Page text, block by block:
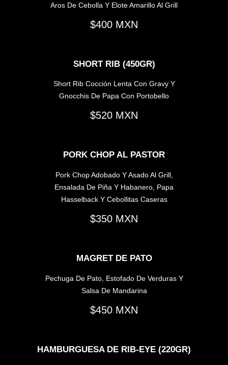
Aros De Cebolla Y Elote Amarillo Al Grill
400
SHORT RIB (450GR)
Short Rib Cocción Lenta Con Gravy Y
Gnocchis De Papa Con Portobello
520
PORK CHOP AL PASTOR
Pork Chop Adobado Y Asado Al Grill,
Ensalada De Piña Y Habanero, Papa
Hasselback Y Cebollitas Caseras
350
MAGRET DE PATO
Pechuga De Pato, Estofado De Verduras Y
Salsa De Mandarina
450
HAMBURGUESA DE RIB-EYE (220GR)